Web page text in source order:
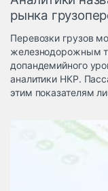
рынка
Перевозки грузов
железнодорожным
допандемийного
аналитики НКР.
этим показателям